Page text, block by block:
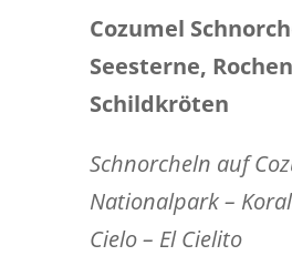
Cozumel
Seesterne,
Schildkröten
Schnorcheln auf
Nationalpark –
Cielo – El Cielito